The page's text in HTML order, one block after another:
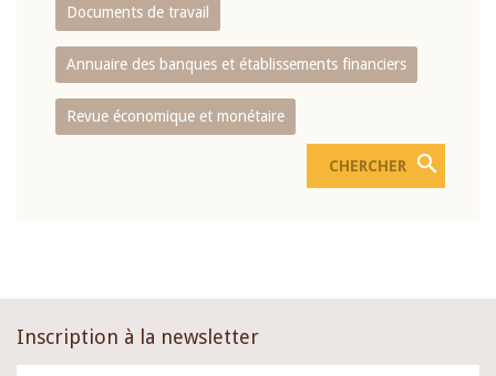
Documents de travail
Annuaire des banques et établissements financiers
Revue économique et monétaire
Inscription à la newsletter